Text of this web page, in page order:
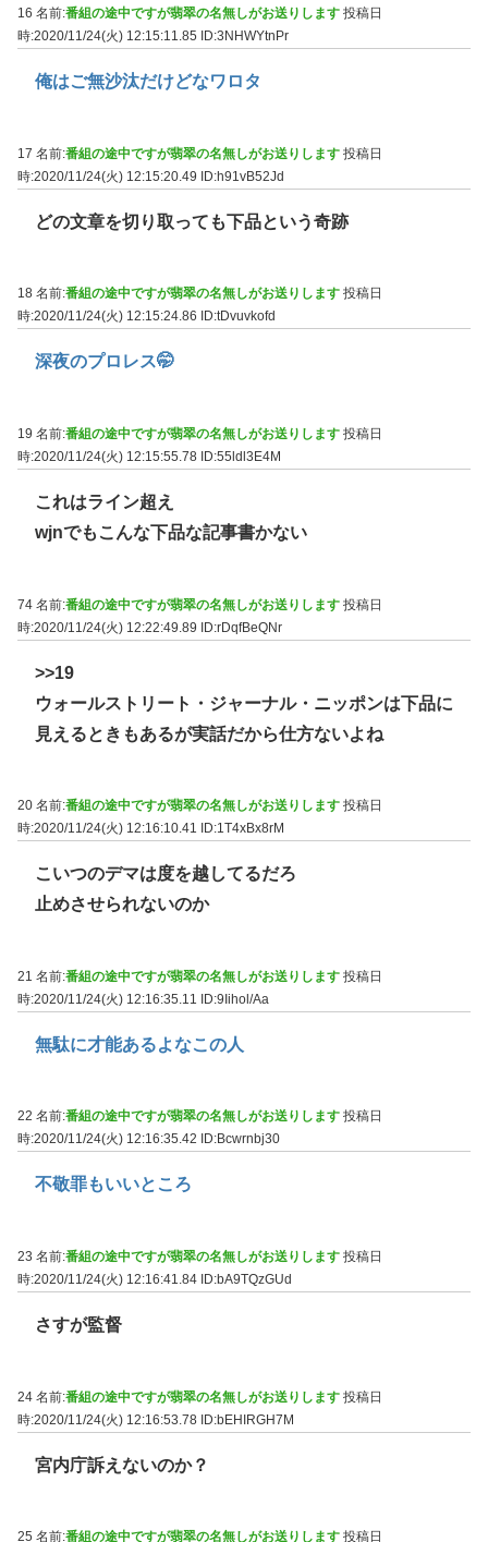
16 名前:番組の途中ですが翡翠の名無しがお送りします 投稿日
時:2020/11/24(火) 12:15:11.85
ID:3NHWYtnPr
俺はご無沙汰だけどなワロタ
17 名前:番組の途中ですが翡翠の名無しがお送りします 投稿日
時:2020/11/24(火) 12:15:20.49 ID:h91vB52Jd
どの文章を切り取っても下品という奇跡
18 名前:番組の途中ですが翡翠の名無しがお送りします 投稿日
時:2020/11/24(火) 12:15:24.86
ID:tDvuvkofd
深夜のプロレス🤭
19 名前:番組の途中ですが翡翠の名無しがお送りします 投稿日
時:2020/11/24(火) 12:15:55.78 ID:55ldl3E4M
これはライン超え
wjnでもこんな下品な記事書かない
74 名前:番組の途中ですが翡翠の名無しがお送りします 投稿日
時:2020/11/24(火) 12:22:49.89 ID:rDqfBeQNr
>>19
ウォールストリート・ジャーナル・ニッポンは下品に
見えるときもあるが実話だから仕方ないよね
20 名前:番組の途中ですが翡翠の名無しがお送りします 投稿日
時:2020/11/24(火) 12:16:10.41
ID:1T4xBx8rM
こいつのデマは度を越してるだろ
止めさせられないのか
21 名前:番組の途中ですが翡翠の名無しがお送りします 投稿日
時:2020/11/24(火) 12:16:35.11 ID:9Iihol/Aa
無駄に才能あるよなこの人
22 名前:番組の途中ですが翡翠の名無しがお送りします 投稿日
時:2020/11/24(火) 12:16:35.42
ID:Bcwrnbj30
不敬罪もいいところ
23 名前:番組の途中ですが翡翠の名無しがお送りします 投稿日
時:2020/11/24(火) 12:16:41.84 ID:bA9TQzGUd
さすが監督
24 名前:番組の途中ですが翡翠の名無しがお送りします 投稿日
時:2020/11/24(火) 12:16:53.78 ID:bEHIRGH7M
宮内庁訴えないのか？
25 名前:番組の途中ですが翡翠の名無しがお送りします 投稿日